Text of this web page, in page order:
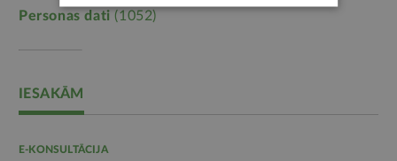
Personas dati (1052)
IESAKĀM
E-KONSULTĀCIJA